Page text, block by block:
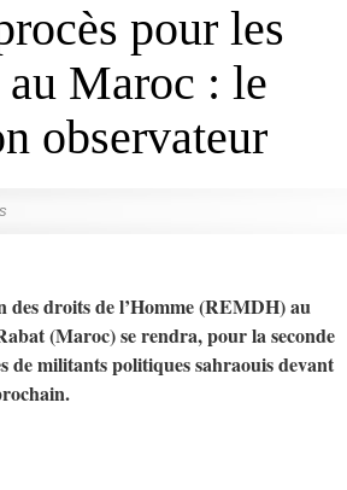
pour les
Maroc : le
observateur
des droits de l’Homme (REMDH) au
(Maroc) se rendra, pour la seconde
de militants politiques sahraouis devant